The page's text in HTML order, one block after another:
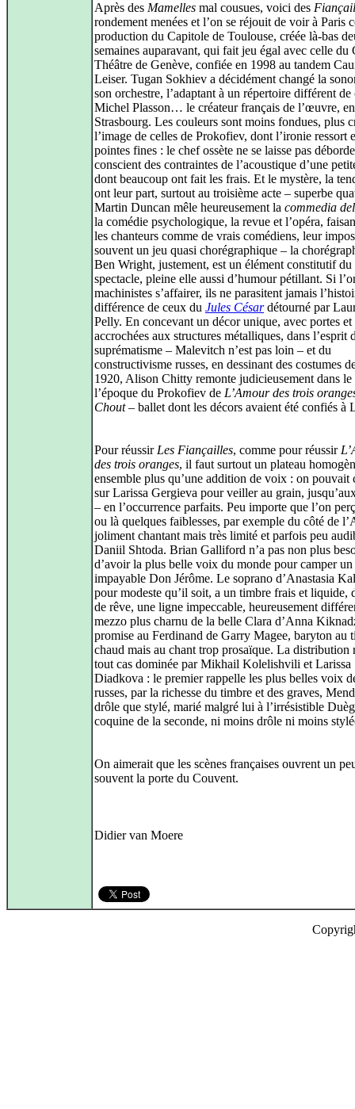
Après des Mamelles mal cousues, voici des
rondement menées et l’on se réjouit de voir à Paris
production du Capitole de Toulouse, créée là-bas
semaines auparavant, qui fait jeu égal avec celle du
Théâtre de Genève, confiée en 1998 au tandem
Leiser. Tugan Sokhiev a décidément changé la
son orchestre, l’adaptant à un répertoire différent de
Michel Plasson… le créateur français de l’œuvre,
Strasbourg. Les couleurs sont moins fondues, plus
l’image de celles de Prokofiev, dont l’ironie ressort
pointes fines : le chef ossète ne se laisse pas
conscient des contraintes de l’acoustique d’une
dont beaucoup ont fait les frais. Et le mystère, la
ont leur part, surtout au troisième acte – superbe
Martin Duncan mêle heureusement la commedia
la comédie psychologique, la revue et l’opéra,
les chanteurs comme de vrais comédiens, leur
souvent un jeu quasi chorégraphique – la
Ben Wright, justement, est un élément constitutif du
spectacle, pleine elle aussi d’humour pétillant. Si
machinistes s’affairer, ils ne parasitent jamais
différence de ceux du Jules Césardétourné par
Pelly. En concevant un décor unique, avec portes et
accrochées aux structures métalliques, dans l’esprit
suprématisme – Malevitch n’est pas loin – et du
constructivisme russes, en dessinant des costumes
1920, Alison Chitty remonte judicieusement dans le
l’époque du Prokofiev de L’Amour des trois
Chout– ballet dont les décors avaient été confiés à
Pour réussir Les Fiançailles, comme pour réussir
des trois oranges, il faut surtout un plateau
ensemble plus qu’une addition de voix : on pouvait
sur Larissa Gergieva pour veiller au grain,
– en l’occurrence parfaits. Peu importe que l’on
ou là quelques faiblesses, par exemple du côté de
joliment chantant mais très limité et parfois peu
Daniil Shtoda. Brian Galliford n’a pas non plus
d’avoir la plus belle voix du monde pour camper un
impayable Don Jérôme. Le soprano d’Anastasia
pour modeste qu’il soit, a un timbre frais et liquide,
de rêve, une ligne impeccable, heureusement
mezzo plus charnu de la belle Clara d’Anna
promise au Ferdinand de Garry Magee, baryton au
chaud mais au chant trop prosaïque. La distribution
tout cas dominée par Mikhail Kolelishvili et Larissa
Diadkova : le premier rappelle les plus belles voix
russes, par la richesse du timbre et des graves,
drôle que stylé, marié malgré lui à l’irrésistible
coquine de la seconde, ni moins drôle ni moins
On aimerait que les scènes françaises ouvrent un
souvent la porte du Couvent.
Didier van Moere